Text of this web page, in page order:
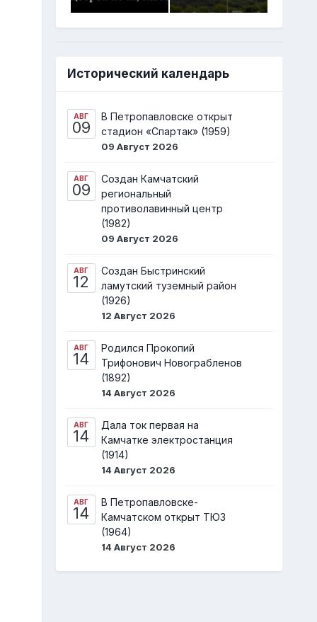
Исторический календарь
АВГ
09
В Петропавловске открыт
стадион «Спартак» (1959)
09 Август 2026
АВГ
09
Создан Камчатский
региональный
противолавинный центр
(1982)
09 Август 2026
АВГ
12
Создан Быстринский
ламутский туземный район
(1926)
12 Август 2026
АВГ
14
Родился Прокопий
Трифонович Новограбленов
(1892)
14 Август 2026
АВГ
14
Дала ток первая на
Камчатке электростанция
(1914)
14 Август 2026
АВГ
14
В Петропавловске-
Камчатском открыт ТЮЗ
(1964)
14 Август 2026